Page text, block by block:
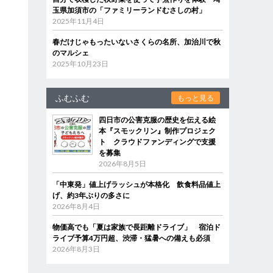
玉県加須市の「ファミリーランドむさしの村」
2025年11月4日
春だけじゃもったいないさくらの名所、加治川で秋
のマルシェ
2025年10月23日
ふむふむ もっと見る
四日市の公害克服の歴史を伝える絵
本『スモックリン』制作プロジェク
ト クラウドファンディングで支援
を募集
2026年8月5日
「中東発」値上げラッシュが本格化 飲食料品値上
げ、約3年ぶりの多さに
2026年8月4日
物価高でも「夏は家族で長距離ドライブ」 宿泊ド
ライブ予算4万円超、渋滞・猛暑への備えも必須
2026年8月3日